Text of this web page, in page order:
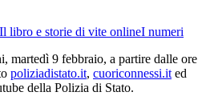
Il libro e storie di vite onlineI numeri
martedì 9 febbraio, a partire dalle ore
poliziadistato.it, cuoriconnessi.it ed
della Polizia di Stato.